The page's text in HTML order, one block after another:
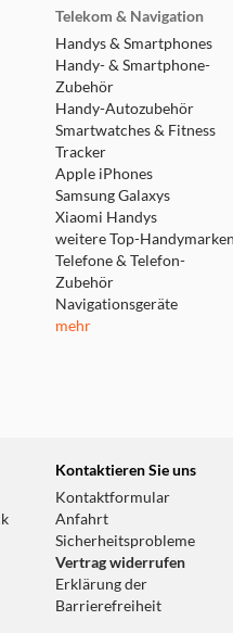
Kindern eine
und enthält ein
Telekom & Navigation
Handys & Smartphones
Handy- & Smartphone-
Zubehör
Handy-Autozubehör
Smartwatches & Fitness
Tracker
Apple iPhones
Samsung Galaxys
Xiaomi Handys
weitere Top-Handymarken
Telefone & Telefon-
Zubehör
Navigationsgeräte
mehr
Kontaktieren Sie uns
Kontaktformular
Anfahrt
Sicherheitsprobleme
Vertrag widerrufen
Erklärung der
Barrierefreiheit